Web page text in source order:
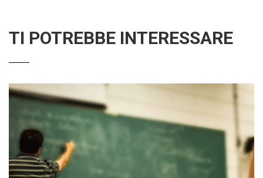
TI POTREBBE INTERESSARE